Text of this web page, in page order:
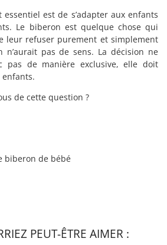
est de s’adapter aux enfants
Le biberon est quelque chose qui
leur refuser purement et simplement
pas de sens. La décision ne
pas de manière exclusive, elle doit
enfants.
de cette question ?
PEUT-ÊTRE AIMER :